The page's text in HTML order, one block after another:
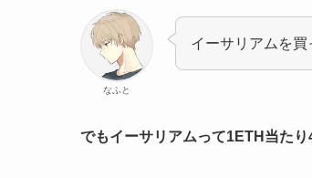
なふと
イーサリアムを買
でもイーサリアムって1ETH当た